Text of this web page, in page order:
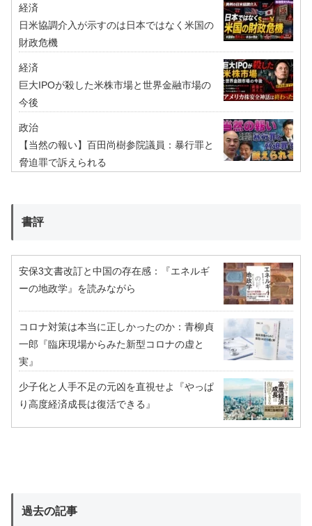
経済
日米協調介入が示すのは日本ではなく米国の
財政危機
経済
巨大IPOが殺した米株市場と世界金融市場の
今後
政治
【当然の報い】百田尚樹参院議員：暴行罪と
脅迫罪で訴えられる
書評
安保3文書改訂と中国の存在感：『エネルギ
ーの地政学』を読みながら
コロナ対策は本当に正しかったのか：青柳貞
一郎『臨床現場からみた新型コロナの虚と
実』
少子化と人手不足の元凶を直視せよ『やっぱ
り高度経済成長は復活できる』
過去の記事